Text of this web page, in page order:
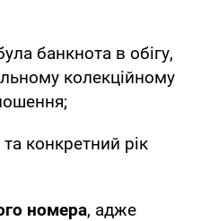
банкнота в обігу,
колекційному
конкретний рік
номера, адже